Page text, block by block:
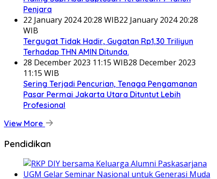
Penjara
22 January 2024 20:28 WIB22 January 2024 20:28
WIB
Tergugat Tidak Hadir, Gugatan Rp1,30 Triliyun
Terhadap THN AMIN Ditunda.
28 December 2023 11:15 WIB28 December 2023
11:15 WIB
Sering Terjadi Pencurian, Tenaga Pengamanan
Pasar Permai Jakarta Utara Dituntut Lebih
Profesional
View More
Pendidikan